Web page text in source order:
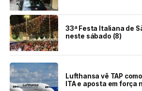
33ª Festa Italiana de
neste sábado (8)
Lufthansa vê TAP
ITA e aposta em força